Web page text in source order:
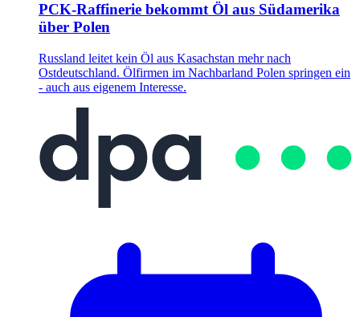
PCK-Raffinerie bekommt Öl aus Südamerika
über Polen
Russland leitet kein Öl aus Kasachstan mehr nach
Ostdeutschland. Ölfirmen im Nachbarland Polen springen ein
- auch aus eigenem Interesse.